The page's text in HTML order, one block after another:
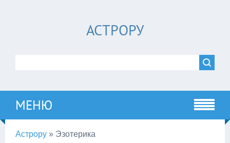
АСТРОРУ
МЕНЮ
Астрору » Эзотерика